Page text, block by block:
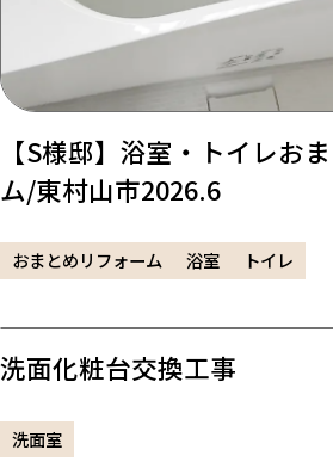
【S様邸】浴室・トイレお
ム/東村山市2026.6
おまとめリフォーム 浴室 トイレ
洗面化粧台交換工事
洗面室